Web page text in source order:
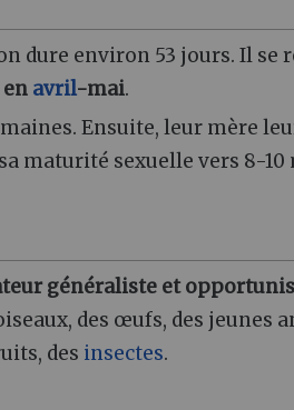
dure environ 53 jours. Il se
avril-mai.
Ensuite, leur mère
maturité sexuelle vers 8-10
généraliste et
des œufs, des jeunes
des insectes.